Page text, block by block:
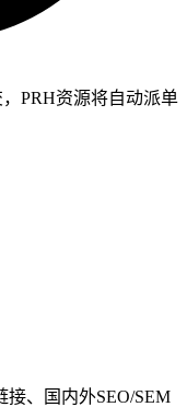
PRH资源将自动派单
、国内外SEO/SEM